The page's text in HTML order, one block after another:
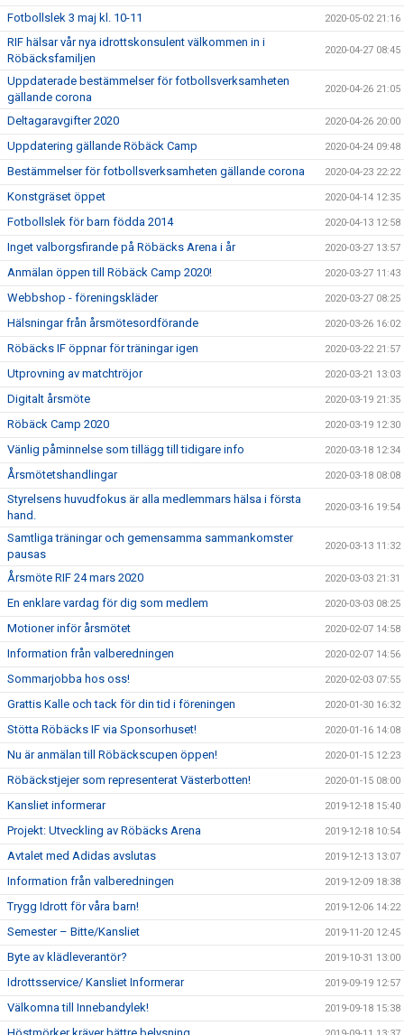
Fotbollslek 3 maj kl. 10-11 2020-05-02 21:16
RIF hälsar vår nya idrottskonsulent välkommen in i
Röbäcksfamiljen
2020-04-27 08:45
Uppdaterade bestämmelser för fotbollsverksamheten
gällande corona
2020-04-26 21:05
Deltagaravgifter 2020 2020-04-26 20:00
Uppdatering gällande Röbäck Camp 2020-04-24 09:48
Bestämmelser för fotbollsverksamheten gällande corona 2020-04-23 22:22
Konstgräset öppet 2020-04-14 12:35
Fotbollslek för barn födda 2014 2020-04-13 12:58
Inget valborgsfirande på Röbäcks Arena i år 2020-03-27 13:57
Anmälan öppen till Röbäck Camp 2020! 2020-03-27 11:43
Webbshop - föreningskläder 2020-03-27 08:25
Hälsningar från årsmötesordförande 2020-03-26 16:02
Röbäcks IF öppnar för träningar igen 2020-03-22 21:57
Utprovning av matchtröjor 2020-03-21 13:03
Digitalt årsmöte 2020-03-19 21:35
Röbäck Camp 2020 2020-03-19 12:30
Vänlig påminnelse som tillägg till tidigare info 2020-03-18 12:34
Årsmötetshandlingar 2020-03-18 08:08
Styrelsens huvudfokus är alla medlemmars hälsa i första
hand.
2020-03-16 19:54
Samtliga träningar och gemensamma sammankomster
pausas
2020-03-13 11:32
Årsmöte RIF 24 mars 2020 2020-03-03 21:31
En enklare vardag för dig som medlem 2020-03-03 08:25
Motioner inför årsmötet 2020-02-07 14:58
Information från valberedningen 2020-02-07 14:56
Sommarjobba hos oss! 2020-02-03 07:55
Grattis Kalle och tack för din tid i föreningen 2020-01-30 16:32
Stötta Röbäcks IF via Sponsorhuset! 2020-01-16 14:08
Nu är anmälan till Röbäckscupen öppen! 2020-01-15 12:23
Röbäckstjejer som representerat Västerbotten! 2020-01-15 08:00
Kansliet informerar 2019-12-18 15:40
Projekt: Utveckling av Röbäcks Arena 2019-12-18 10:54
Avtalet med Adidas avslutas 2019-12-13 13:07
Information från valberedningen 2019-12-09 18:38
Trygg Idrott för våra barn! 2019-12-06 14:22
Semester – Bitte/Kansliet 2019-11-20 12:45
Byte av klädleverantör? 2019-10-31 13:00
Idrottsservice/ Kansliet Informerar 2019-09-19 12:57
Välkomna till Innebandylek! 2019-09-18 15:38